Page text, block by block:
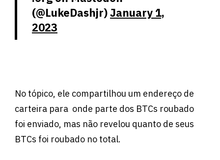
(@LukeDashjr)January 1,
2023
No tópico, ele compartilhou um endereço de
carteira para onde parte dos BTCs roubado
foi enviado, mas não revelou quanto de seus
BTCs foi roubado no total.